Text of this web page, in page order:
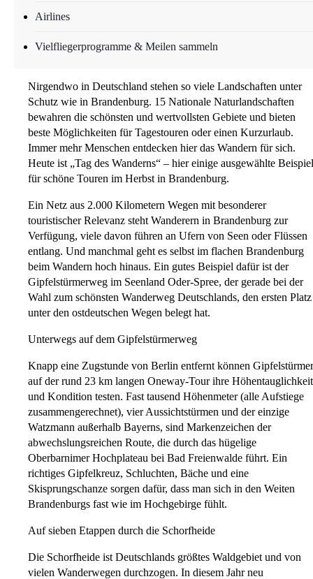
Airlines
Vielfliegerprogramme & Meilen sammeln
Alles wanderbar!
Brandenburg für „Gipfelstürmer“, Landweg-Liebhaber und
Nirgendwo in Deutschland stehen so viele Landschaften unter
Schutz wie in Brandenburg. 15 Nationale Naturlandschaften
bewahren die schönsten und wertvollsten Gebiete und bieten
beste Möglichkeiten für Tagestouren oder einen Kurzurlaub.
Immer mehr Menschen entdecken hier das Wandern für sich.
Heute ist „Tag des Wanderns“ – hier einige ausgewählte
für schöne Touren im Herbst in Brandenburg.
Ein Netz aus 2.000 Kilometern Wegen mit besonderer
touristischer Relevanz steht Wanderern in Brandenburg zur
Verfügung, viele davon führen an Ufern von Seen oder Flüssen
entlang. Und manchmal geht es selbst im flachen Brandenburg
beim Wandern hoch hinaus. Ein gutes Beispiel dafür ist der
Gipfelstürmerweg im Seenland Oder-Spree, der gerade bei der
Wahl zum schönsten Wanderweg Deutschlands, den ersten Platz
unter den ostdeutschen Wegen belegt hat.
Unterwegs auf dem Gipfelstürmerweg
Knapp eine Zugstunde von Berlin entfernt können Gipfelstürmer
auf der rund 23 km langen Oneway-Tour ihre Höhentauglichkeit
und Kondition testen. Fast tausend Höhenmeter (alle Aufstiege
zusammengerechnet), vier Aussichtstürmen und der einzige
Watzmann außerhalb Bayerns, sind Markenzeichen der
abwechslungsreichen Route, die durch das hügelige
Oberbarnimer Hochplateau bei Bad Freienwalde führt. Ein
richtiges Gipfelkreuz, Schluchten, Bäche und eine
Skisprungschanze sorgen dafür, dass man sich in den Weiten
Brandenburgs fast wie im Hochgebirge fühlt.
Auf sieben Etappen durch die Schorfheide
Die Schorfheide ist Deutschlands größtes Waldgebiet und von
vielen Wanderwegen durchzogen. In diesem Jahr neu